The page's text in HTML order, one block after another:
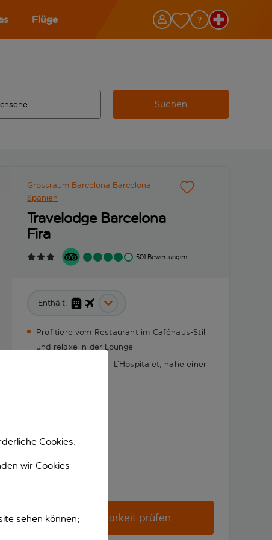
Flüge
Suchen
Grossraum Barcelona Barcelona
Spanien
Travelodge Barcelona
Fira
501 Bewertungen
Enthält:
Profitiere vom Restaurant im Caféhaus-Stil
und relaxe in der Lounge
Wohne im Stadtteil L’Hospitalet, nahe einer
Verfügbarkeit prüfen
Cookies.
wir Cookies
sehen können;